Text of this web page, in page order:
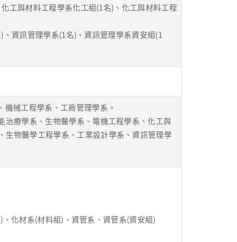
工與材料工程學系化工組(1名)、化工與材料工程
資訊管理學系(1名)、資訊管理學系資安組(1
械工程學系、工商管理學系。
療學系、生物醫學系、電機工程學系、化工與
物醫學工程學系、工業設計學系、資訊管理學
化材系(材料組)、資管系、資管系(資安組)